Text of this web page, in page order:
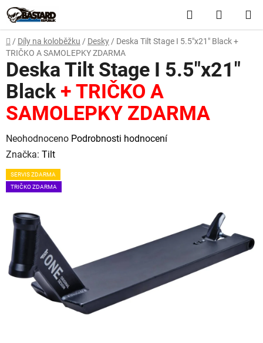
Přejít
na
obsah
Hledat
KOŠÍK
Domů
/ Díly na koloběžku / Desky / Deska Tilt Stage I 5.5"x21" Black+
TRIČKO A SAMOLEPKY ZDARMA
Deska Tilt Stage I 5.5"x21"
Black + TRIČKO A
SAMOLEPKY ZDARMA
Průměrné
hodnocení
produktu
je
hvězdiček.
Neohodnoceno Podrobnosti hodnocení
Značka: Tilt
SERVIS ZDARMA
TRIČKO ZDARMA